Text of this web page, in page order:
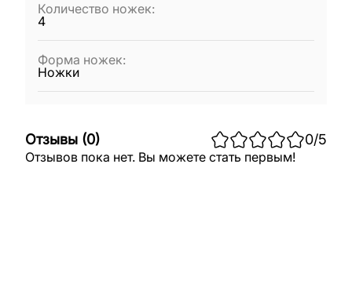
Количество ножек:
4
Форма ножек:
Ножки
Отзывы (0) 0/5
Отзывов пока нет. Вы можете стать первым!